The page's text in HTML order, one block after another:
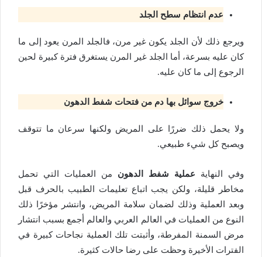
عدم انتظام سطح الجلد
ويرجع ذلك لأن الجلد يكون غير مرن، فالجلد المرن يعود إلى ما
كان عليه بسرعة، أما الجلد غير المرن يستغرق فترة كبيرة لحين
الرجوع إلى ما كان عليه.
خروج سوائل بها دم من فتحات شفط الدهون
ولا يحمل ذلك ضررًا على المريض ولكنها سرعان ما تتوقف
ويصبح كل شيء طبيعي.
وفي النهاية عملية شفط الدهون من العمليات التي تحمل
مخاطر قليلة، ولكن يجب اتباع تعليمات الطبيب بالحرف قبل
وبعد العملية وذلك لضمان سلامة المريض، وانتشر مؤخرًا ذلك
النوع من العمليات في العالم العربي والعالم أجمع بسبب انتشار
مرض السمنة المفرطة، وأثبتت تلك العملية نجاحات كبيرة في
الفترات الأخيرة وحظت على رضا حالات كثيرة.